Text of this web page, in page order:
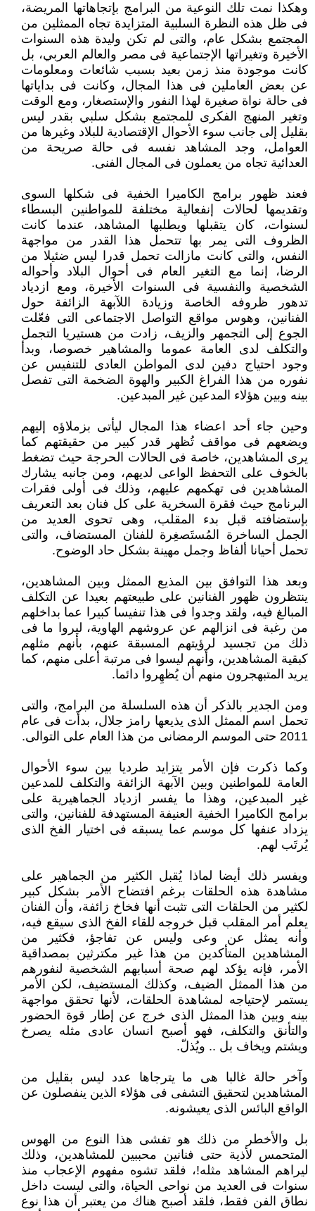
وهكذا نمت تلك النوعية من البرامج بإتجاهاتها المريضة،
فى ظل هذه النظرة السلبية المتزايدة تجاه الممثلين من
المجتمع بشكل عام، والتى لم تكن وليدة هذه السنوات
الأخيرة وتغيراتها الإجتماعية فى مصر والعالم العربي، بل
كانت موجودة منذ زمن بعيد بسبب شائعات ومعلومات
عن بعض العاملين فى هذا المجال، وكانت فى بداياتها
فى حالة نواة صغيرة لهذا النفور والإستصغار، ومع الوقت
وتغير المنهج الفكرى للمجتمع بشكل سلبي بقدر ليس
بقليل إلى جانب سوء الأحوال الإقتصادية للبلاد وغيرها من
العوامل، وجد المشاهد نفسه فى حالة صريحة من
العدائية تجاه من يعملون فى المجال الفنى.
فعند ظهور برامج الكاميرا الخفية فى شكلها السوى
وتقديمها لحالات إنفعالية مختلفة للمواطنين البسطاء
لسنوات، كان يتقبلها ويطلبها المشاهد، عندما كانت
الظروف التى يمر بها تتحمل هذا القدر من مواجهة
النفس، والتى كانت مازالت تحمل قدرا ليس ضئيلا من
الرضا، إنما مع التغير العام فى أحوال البلاد وأحواله
الشخصية والنفسية فى السنوات الأخيرة، ومع ازدياد
تدهور ظروفه الخاصة وزيادة اللآبهة الزائفة حول
الفنانين، وهوس مواقع التواصل الاجتماعى التى فعّلت
الجوع إلى التجمهر والزيف، زادت من هستيريا التجمل
والتكلف لدى العامة عموما والمشاهير خصوصا، وبدأ
وجود احتياج دفين لدى المواطن العادى للتنفيس عن
نفوره من هذا الفراغ الكبير والهوة الضخمة التى تفصل
بينه وبين هؤلاء المدعين غير المبدعين.
وحين جاء أحد اعضاء هذا المجال ليأتى بزملاؤه إليهم
ويضعهم فى مواقف تُظهر قدر كبير من حقيقتهم كما
يرى المشاهدين، خاصة فى الحالات الحرجة حيث تضغط
بالخوف على التحفظ الواعى لديهم، ومن جانبه يشارك
المشاهدين فى تهكمهم عليهم، وذلك فى أولى فقرات
البرنامج حيث فقرة السخرية على كل فنان بعد التعريف
بإستضافته قبل بدء المقلب، وهى تحوى العديد من
الجمل الساخرة المُستَصغِرة للفنان المستضاف، والتى
تحمل أحيانا ألفاظ وجمل مهينة بشكل حاد الوضوح.
وبعد هذا التوافق بين المذيع الممثل وبين المشاهدين،
ينتظرون ظهور الفنانين على طبيعتهم بعيدا عن التكلف
المبالغ فيه، ولقد وجدوا فى هذا تنفيسا كبيرا عما بداخلهم
من رغبة فى انزالهم عن عروشهم الهاوية، ليروا ما فى
ذلك من تجسيد لرؤيتهم المسبقة عنهم، بأنهم مثلهم
كبقية المشاهدين، وأنهم ليسوا فى مرتبة أعلى منهم، كما
يريد المتبهجرون منهم أن يُظهِروا دائما.
ومن الجدير بالذكر أن هذه السلسلة من البرامج، والتى
تحمل اسم الممثل الذى يذيعها رامز جلال، بدأت فى عام
2011 حتى الموسم الرمضانى من هذا العام على التوالى.
وكما ذكرت فإن الأمر يتزايد طرديا بين سوء الأحوال
العامة للمواطنين وبين الآبهة الزائفة والتكلف للمدعين
غير المبدعين، وهذا ما يفسر ازدياد الجماهيرية على
برامج الكاميرا الخفية العنيفة المستهدفة للفنانين، والتى
يزداد عنفها كل موسم عما يسبقه فى اختيار الفخ الذى
يُرتَب لهم.
ويفسر ذلك أيضا لماذا يُقبل الكثير من الجماهير على
مشاهدة هذه الحلقات برغم افتضاح الأمر بشكل كبير
لكثير من الحلقات التى تثبت أنها فخاخ زائفة، وأن الفنان
يعلم أمر المقلب قبل خروجه للقاء الفخ الذى سيقع فيه،
وأنه يمثل عن وعى وليس عن تفاجؤ، فكثير من
المشاهدين المتأكدين من هذا غير مكترثين بمصداقية
الأمر، فإنه يؤكد لهم صحة أسبابهم الشخصية لنفورهم
من هذا الممثل الضيف، وكذلك المستضيف، لكن الأمر
يستمر لإحتياجه لمشاهدة الحلقات، لأنها تحقق مواجهة
بينه وبين هذا الممثل الذى خرج عن إطار قوة الحضور
والتأنق والتكلف، فهو أصبح انسان عادى مثله يصرخ
ويشتم ويخاف بل .. ويُذلّ.
وآخر حالة غالبا هى ما يترجاها عدد ليس بقليل من
المشاهدين لتحقيق التشفى فى هؤلاء الذين ينفصلون عن
الواقع البائس الذى يعيشونه.
بل والأخطر من ذلك هو تفشى هذا النوع من الهوس
المتحمس لأذية حتى فنانين محببين للمشاهدين، وذلك
ليراهم المشاهد مثله!، فلقد تشوه مفهوم الإعجاب منذ
سنوات فى العديد من نواحى الحياة، والتى ليست داخل
نطاق الفن فقط، فلقد أصبح هناك من يعتبر أن هذا نوع